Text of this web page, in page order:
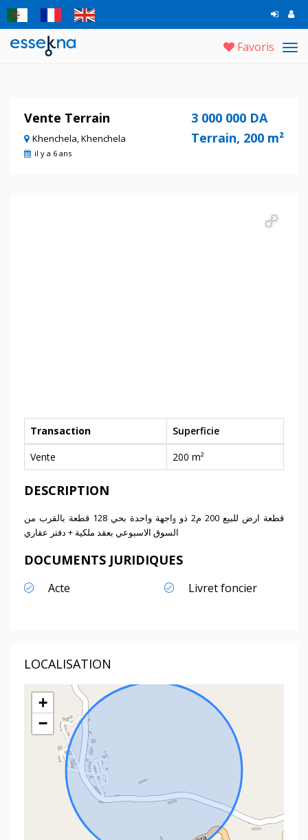
Favoris
Vente Terrain
Khenchela, Khenchela
il y a 6 ans
3 000 000 DA
Terrain, 200 m²
Transaction
Superficie
Vente
200 m²
DESCRIPTION
قطعة ارض للبيع 200 م2 ذو واجهة واحدة بحي 128 قطعة بالقرب من
السوق الاسبوعي بعقد ملكية + دفتر عقاري
DOCUMENTS JURIDIQUES
Acte Livret foncier
LOCALISATION
+
−